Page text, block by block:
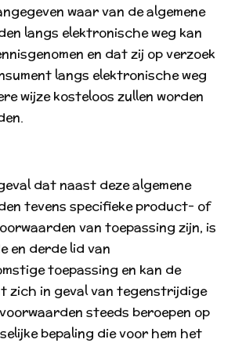
waar van de algemene
langs elektronische weg kan
en dat zij op verzoek
langs elektronische weg
wijze kosteloos zullen worden
dat naast deze algemene
tevens specifieke product- of
van toepassing zijn, is
en derde lid van
toepassing en kan de
zich in geval van tegenstrijdige
steeds beroepen op
bepaling die voor hem het